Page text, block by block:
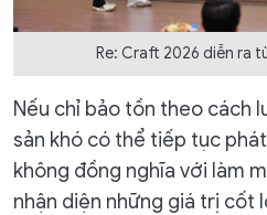
Re: Craft 2026 diễn ra
Nếu chỉ bảo tồn theo cách
sản khó có thể tiếp tục phát
không đồng nghĩa với làm
nhận diện những giá trị cốt